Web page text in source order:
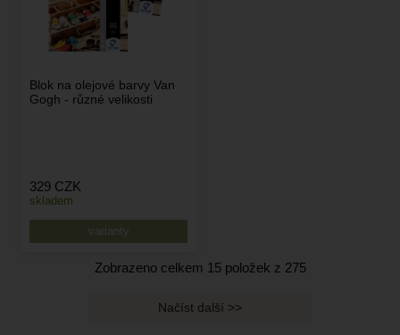
Blok na olejové barvy Van
Gogh - různé velikosti
skladem
varianty
329 CZK
Zobrazeno celkem 15položek z 275